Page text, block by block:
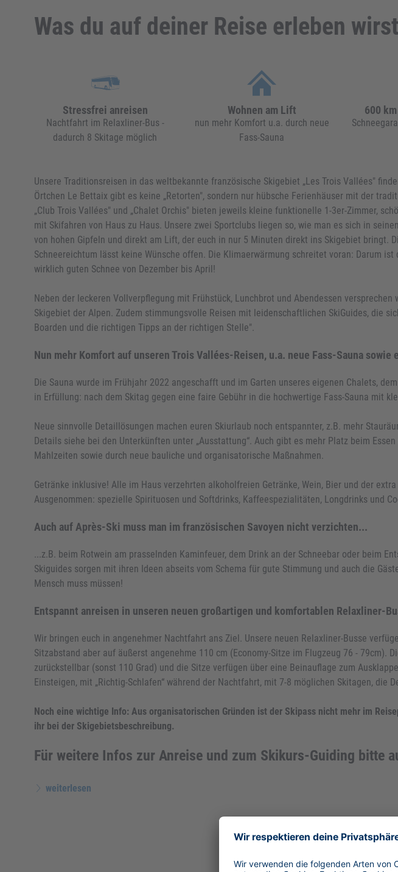
Was du auf deiner Reise erleben wirst
Stressfrei anreisen
Nachtfahrt im Relaxliner-Bus -
dadurch 8 Skitage möglich
Wohnen am Lift
nun mehr Komfort u.a. durch neue
Fass-Sauna
600
Unsere Traditionsreisen in das weltbekannte französische Skigebiet „Les Trois Vallées"
Örtchen Le Bettaix gibt es keine „Retorten", sondern nur hübsche Ferienhäuser mit der
„Club Trois Vallées" und „Chalet Orchis" bieten jeweils kleine funktionelle 1-3er-Zimmer,
mit Skifahren von Haus zu Haus. Unsere zwei Sportclubs liegen so, wie man es sich in
von hohen Gipfeln und direkt am Lift, der euch in nur 5 Minuten direkt ins Skigebiet bringt.
Schneereichtum lässt keine Wünsche offen. Die Klimaerwärmung schreitet voran: Darum
wirklich guten Schnee von Dezember bis April!
Neben der leckeren Vollverpflegung mit Frühstück, Lunchbrot und Abendessen
Skigebiet der Alpen. Zudem stimmungsvolle Reisen mit leidenschaftlichen SkiGuides, die
Boarden und die richtigen Tipps an der richtigen Stelle".
Nun mehr Komfort auf unseren Trois Vallées-Reisen, u.a. neue Fass-Sauna
Die Sauna wurde im Frühjahr 2022 angeschafft und im Garten unseres eigenen Chalets,
in Erfüllung: nach dem Skitag gegen eine faire Gebühr in die hochwertige Fass-Sauna mit
Neue sinnvolle Detaillösungen machen euren Skiurlaub noch entspannter, z.B. mehr
Details siehe bei den Unterkünften unter „Ausstattung“. Auch gibt es mehr Platz beim
Mahlzeiten sowie durch neue bauliche und organisatorische Maßnahmen.
Getränke inklusive! Alle im Haus verzehrten alkoholfreien Getränke, Wein, Bier und der
Ausgenommen: spezielle Spirituosen und Softdrinks, Kaffeespezialitäten, Longdrinks und
Auch auf Après-Ski muss man im französischen Savoyen nicht verzichten...
...z.B. beim Rotwein am prasselnden Kaminfeuer, dem Drink an der Schneebar oder beim
Skiguides sorgen mit ihren Ideen abseits vom Schema für gute Stimmung und auch die
Mensch muss müssen!
Entspannt anreisen in unseren neuen großartigen und komfortablen Relaxliner-
Wir bringen euch in angenehmer Nachtfahrt ans Ziel. Unsere neuen Relaxliner-Busse
Sitzabstand aber auf äußerst angenehme 110 cm (Economy-Sitze im Flugzeug 76 - 79cm).
zurückstellbar (sonst 110 Grad) und die Sitze verfügen über eine Beinauflage zum
Einsteigen, mit „Richtig-Schlafen“ während der Nachtfahrt, mit 7-8 möglichen Skitagen, die
Noch eine wichtige Info: Aus organisatorischen Gründen ist der Skipass nicht mehr im
ihr bei der Skigebietsbeschreibung.
Für weitere Infos zur Anreise und zum Skikurs-Guiding bitte
weiterlesen